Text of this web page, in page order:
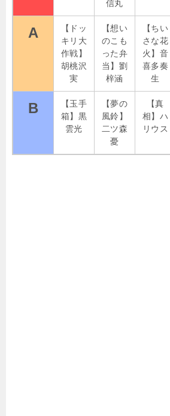
信丸
A
【ドッ
キリ大
作戦】
胡桃沢
実
【想い
のこも
った弁
当】劉
梓涵
【ちい
さな花
火】音
喜多奏
生
B
【玉手
箱】黒
雲光
【夢の
風鈴】
二ツ森
憂
【真
相】ハ
リウス